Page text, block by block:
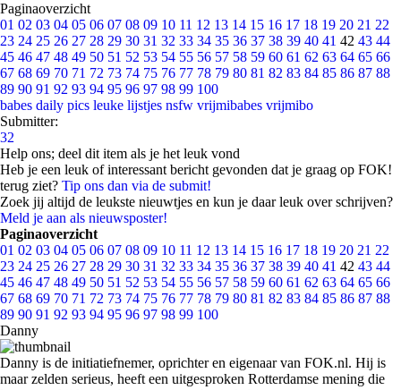
Paginaoverzicht
01 02 03 04 05 06 07 08 09 10 11 12 13 14 15 16 17 18 19 20 21 22
23 24 25 26 27 28 29 30 31 32 33 34 35 36 37 38 39 40 41 42 43 44
45 46 47 48 49 50 51 52 53 54 55 56 57 58 59 60 61 62 63 64 65 66
67 68 69 70 71 72 73 74 75 76 77 78 79 80 81 82 83 84 85 86 87 88
89 90 91 92 93 94 95 96 97 98 99 100
babes daily pics leuke lijstjes nsfw vrijmibabes vrijmibo
Submitter:
32
Help ons; deel dit item als je het leuk vond
Heb je een leuk of interessant bericht gevonden dat je graag op FOK!
terug ziet? Tip ons dan via de submit!
Zoek jij altijd de leukste nieuwtjes en kun je daar leuk over schrijven?
Meld je aan als nieuwsposter!
Paginaoverzicht
01 02 03 04 05 06 07 08 09 10 11 12 13 14 15 16 17 18 19 20 21 22
23 24 25 26 27 28 29 30 31 32 33 34 35 36 37 38 39 40 41 42 43 44
45 46 47 48 49 50 51 52 53 54 55 56 57 58 59 60 61 62 63 64 65 66
67 68 69 70 71 72 73 74 75 76 77 78 79 80 81 82 83 84 85 86 87 88
89 90 91 92 93 94 95 96 97 98 99 100
Danny
Danny is de initiatiefnemer, oprichter en eigenaar van FOK.nl. Hij is
maar zelden serieus, heeft een uitgesproken Rotterdamse mening die